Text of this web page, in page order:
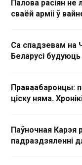
Палова расіян не
сваёй арміі ў
Са спадзевам на
Беларусі
Праваабаронцы:
ціску няма.
Паўночная Карэя
падраздзяленні